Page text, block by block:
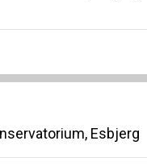
Esbjerg